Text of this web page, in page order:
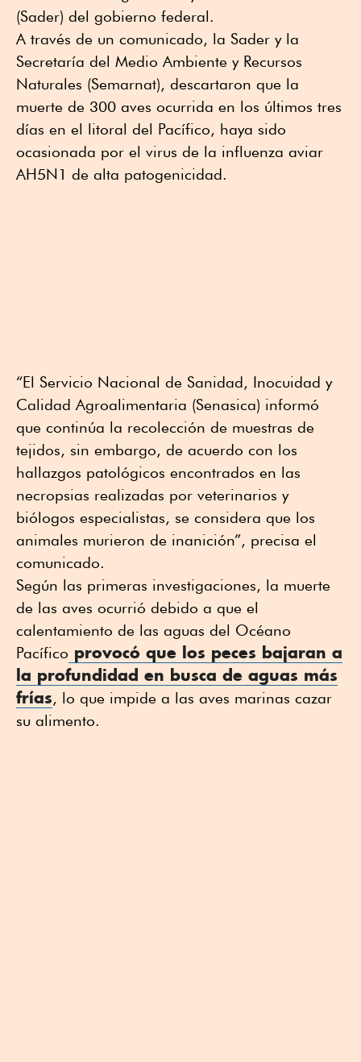
(Sader) del gobierno federal.
A través de un comunicado, la Sader y la
Secretaría del Medio Ambiente y Recursos
Naturales (Semarnat), descartaron que la
muerte de 300 aves ocurrida en los últimos tres
días en el litoral del Pacífico, haya sido
ocasionada por el virus de la influenza aviar
AH5N1 de alta patogenicidad.
“El Servicio Nacional de Sanidad, Inocuidad y
Calidad Agroalimentaria (Senasica) informó
que continúa la recolección de muestras de
tejidos, sin embargo, de acuerdo con los
hallazgos patológicos encontrados en las
necropsias realizadas por veterinarios y
biólogos especialistas, se considera que los
animales murieron de inanición”, precisa el
comunicado.
Según las primeras investigaciones, la muerte
de las aves ocurrió debido a que el
calentamiento de las aguas del Océano
Pacífico provocó que los peces bajaran a
la profundidad en busca de aguas más
frías, lo que impide a las aves marinas cazar
su alimento.